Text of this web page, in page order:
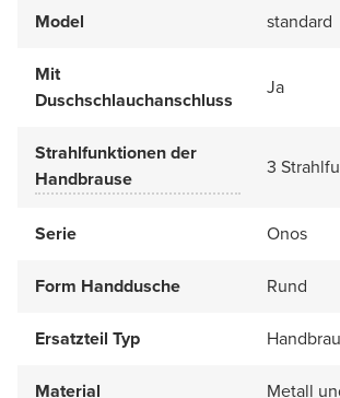
Model
standard
Mit
Duschschlauchanschluss
Ja
Strahlfunktionen der
Handbrause
3
Serie Onos
Form Handdusche Rund
Ersatzteil Typ
Material Metall